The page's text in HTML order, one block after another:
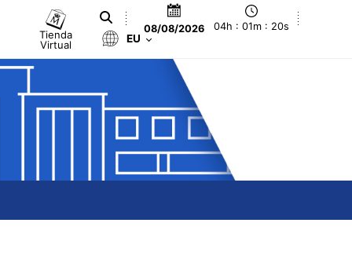
Tienda
Virtual
08/08/2026 04h : 01m : 20s
EU